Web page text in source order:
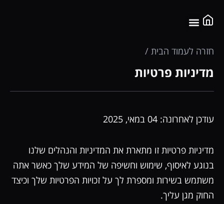
חזרה לעמוד הבית /
מדיניות פרטיות
עודכן לאחרונה: 04 במאי, 2025
מדיניות פרטיות זו מתארת את המדיניות והנהלים שלנו
בנוגע לאיסוף, שימוש וחשיפה של המידע שלך כאשר אתה
משתמש בשירות ומספרת לך על זכויות הפרטיות שלך וכיצד
החוק מגן עליך.